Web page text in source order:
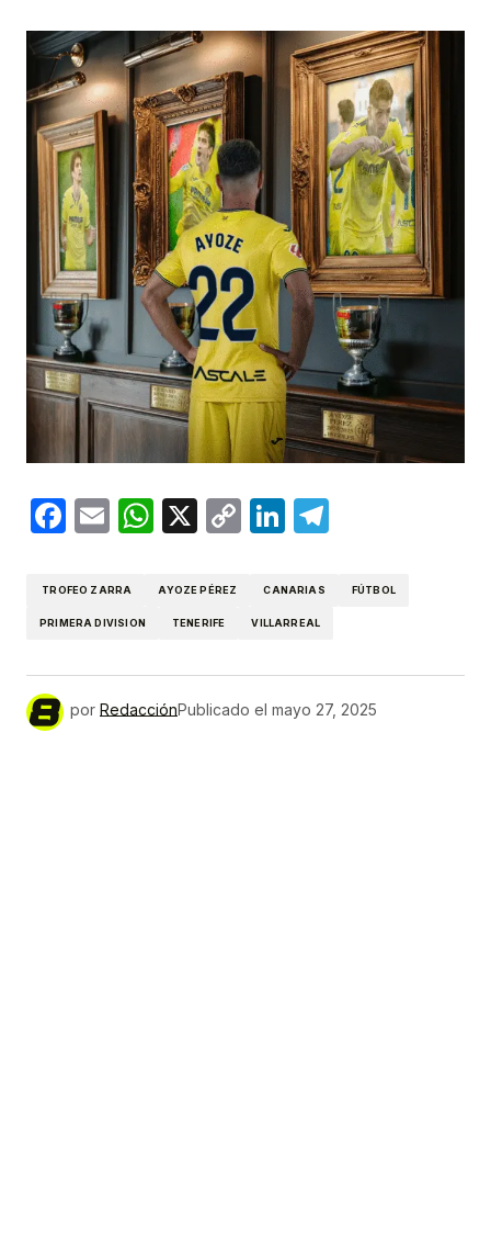
Facebook
EmailWhatsApp
X
CopyLinkedIn
TROFEO ZARRA AYOZE PÉREZ CANARIAS FÚTBOL
PRIMERA DIVISION TENERIFE VILLARREAL
por RedacciónPublicado el mayo 27, 2025